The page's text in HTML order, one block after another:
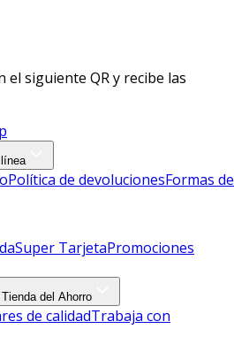
el siguiente QR y recibe las
Política de devolucionesFormas de
Super TarjetaPromociones
Tienda del Ahorro
de calidadTrabaja con